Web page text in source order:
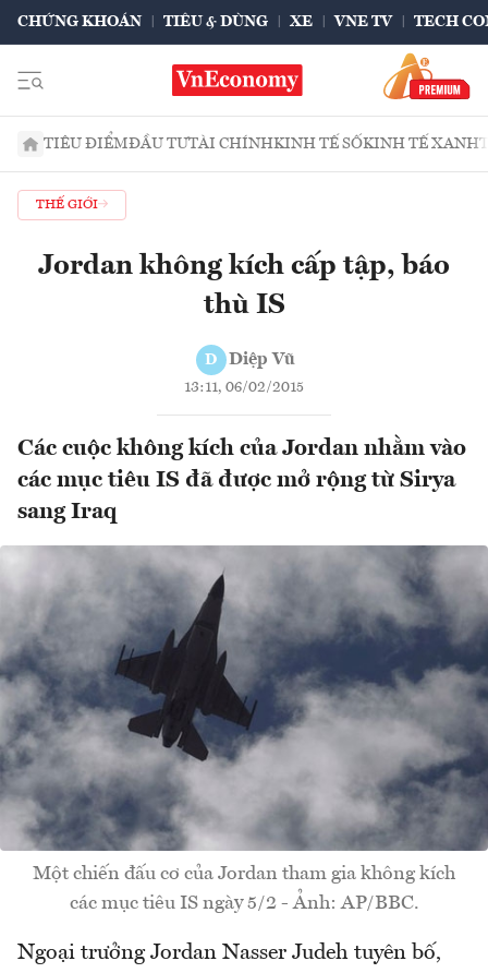
CHỨNG KHOÁN TIÊU & DÙNG XE VNE TV TECH
TIÊU ĐIỂMĐẦU TƯTÀI CHÍNHKINH TẾ SỐKINH TẾ XANH
THẾ GIỚI
Jordan không kích cấp tập, báo
thù IS
D Diệp Vũ
13:11, 06/02/2015
Các cuộc không kích của Jordan nhằm vào
các mục tiêu IS đã được mở rộng từ Sirya
sang Iraq
Một chiến đấu cơ của Jordan tham gia không kích
các mục tiêu IS ngày 5/2 - Ảnh: AP/BBC.
Ngoại trưởng Jordan Nasser Judeh tuyên bố,